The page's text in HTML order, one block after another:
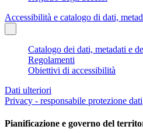
Accessibilità e catalogo di dati,
Catalogo dei dati, metadati e
Regolamenti
Obiettivi di accessibilità
Dati ulteriori
Privacy - responsabile protezione dati
Pianificazione e governo del